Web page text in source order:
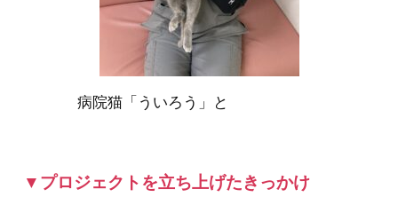
病院猫「ういろう」と
▼プロジェクトを立ち上げたきっかけ